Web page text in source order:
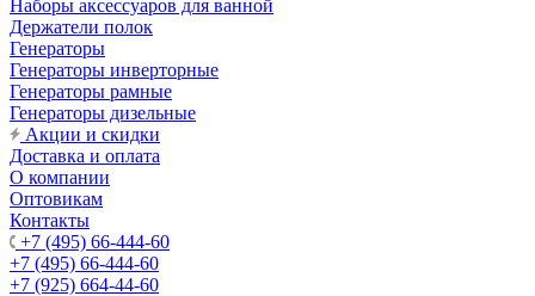
Наборы аксессуаров для ванной
Держатели полок
Генераторы
Генераторы инверторные
Генераторы рамные
Генераторы дизельные
Акции и скидки
Доставка и оплата
О компании
Оптовикам
Контакты
+7 (495) 66-444-60
+7 (495) 66-444-60
+7 (925) 664-44-60